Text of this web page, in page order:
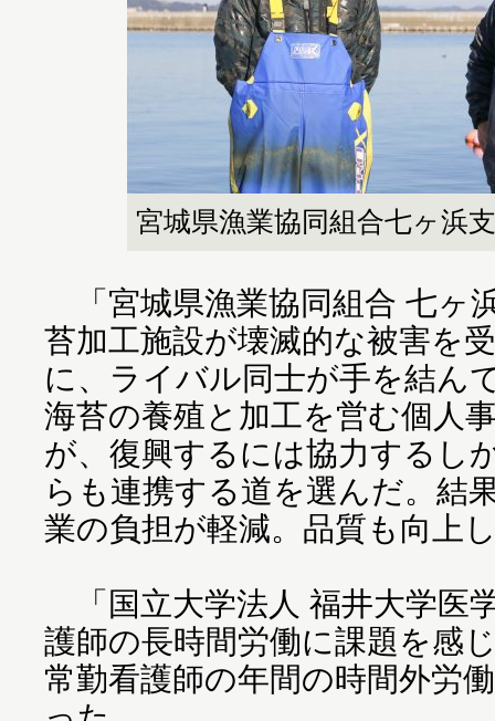
宮城県漁業協同組合七ヶ浜
「宮城県漁業協同組合 七ヶ
苔加工施設が壊滅的な被害を
に、ライバル同士が手を結ん
海苔の養殖と加工を営む個人
が、復興するには協力するし
らも連携する道を選んだ。結
業の負担が軽減。品質も向上
「国立大学法人 福井大学医
護師の長時間労働に課題を感
常勤看護師の年間の時間外労